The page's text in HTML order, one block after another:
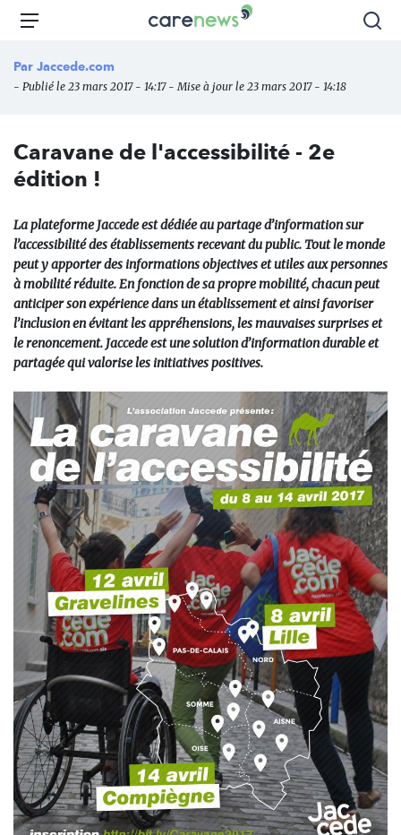
Aller
principal
Carenews,
des
l'engagement
Menu
Par Jaccede.com
- Publié le 23 mars 2017 - 14:17 - Mise à jour le 23 mars 2017 - 14:18
Caravane de l'accessibilité - 2e
édition !
La plateforme Jaccede est dédiée au partage d’information sur
l’accessibilité des établissements recevant du public. Tout le monde
peut y apporter des informations objectives et utiles aux personnes
à mobilité réduite. En fonction de sa propre mobilité, chacun peut
anticiper son expérience dans un établissement et ainsi favoriser
l’inclusion en évitant les appréhensions, les mauvaises surprises et
le renoncement. Jaccede est une solution d’information durable et
partagée qui valorise les initiatives positives.